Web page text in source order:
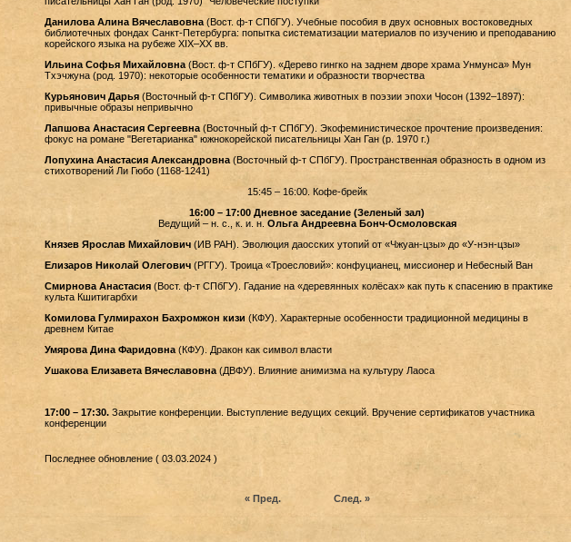
Данилова Алина Вячеславовна(Вост. ф-т СПбГУ). Учебные пособия в двух основных востоковедных
библиотечных фондах Санкт-Петербурга: попытка систематизации материалов по изучению и преподаванию
корейского языка на рубеже XIX–XX вв.
Ильина Софья Михайловна (Вост. ф-т СПбГУ). «Дерево гингко на заднем дворе храма Унмунса» Мун
Тхэчжуна (род. 1970): некоторые особенности тематики и образности творчества
Курьянович Дарья(Восточный ф-т СПбГУ). Символика животных в поэзии эпохи Чосон (1392–1897):
привычные образы непривычно
Лапшова Анастасия Сергеевна(Восточный ф-т СПбГУ). Экофеминистическое прочтение произведения:
фокус на романе "Вегетарианка" южнокорейской писательницы Хан Ган (р. 1970 г.)
Лопухина Анастасия Александровна(Восточный ф-т СПбГУ). Пространственная образность в одном из
стихотворений Ли Гюбо (1168-1241)
15:45 – 16:00. Кофе-брейк
16:00 – 17:00 Дневное заседание (Зеленый зал)
Ведущий – н. с., к. и. н. Ольга Андреевна Бонч-Осмоловская
Князев Ярослав Михайлович(ИВ РАН). Эволюция даосских утопий от «Чжуан-цзы» до «У-нэн-цзы»
Елизаров Николай Олегович (РГГУ). Троица «Троесловий»: конфуцианец, миссионер и Небесный Ван
Смирнова Анастасия(Вост. ф-т СПбГУ). Гадание на «деревянных колёсах» как путь к спасению в практике
культа Кшитигарбхи
Комилова Гулмирахон Бахромжон кизи (КФУ). Характерные особенности традиционной медицины в
древнем Китае
Умярова Дина Фаридовна(КФУ). Дракон как символ власти
Ушакова Елизавета Вячеславовна(ДВФУ). Влияние анимизма на культуру Лаоса
17:00 – 17:30.Закрытие конференции. Выступление ведущих секций. Вручение сертификатов участника
конференции
Последнее обновление ( 03.03.2024 )
« Пред. След. »